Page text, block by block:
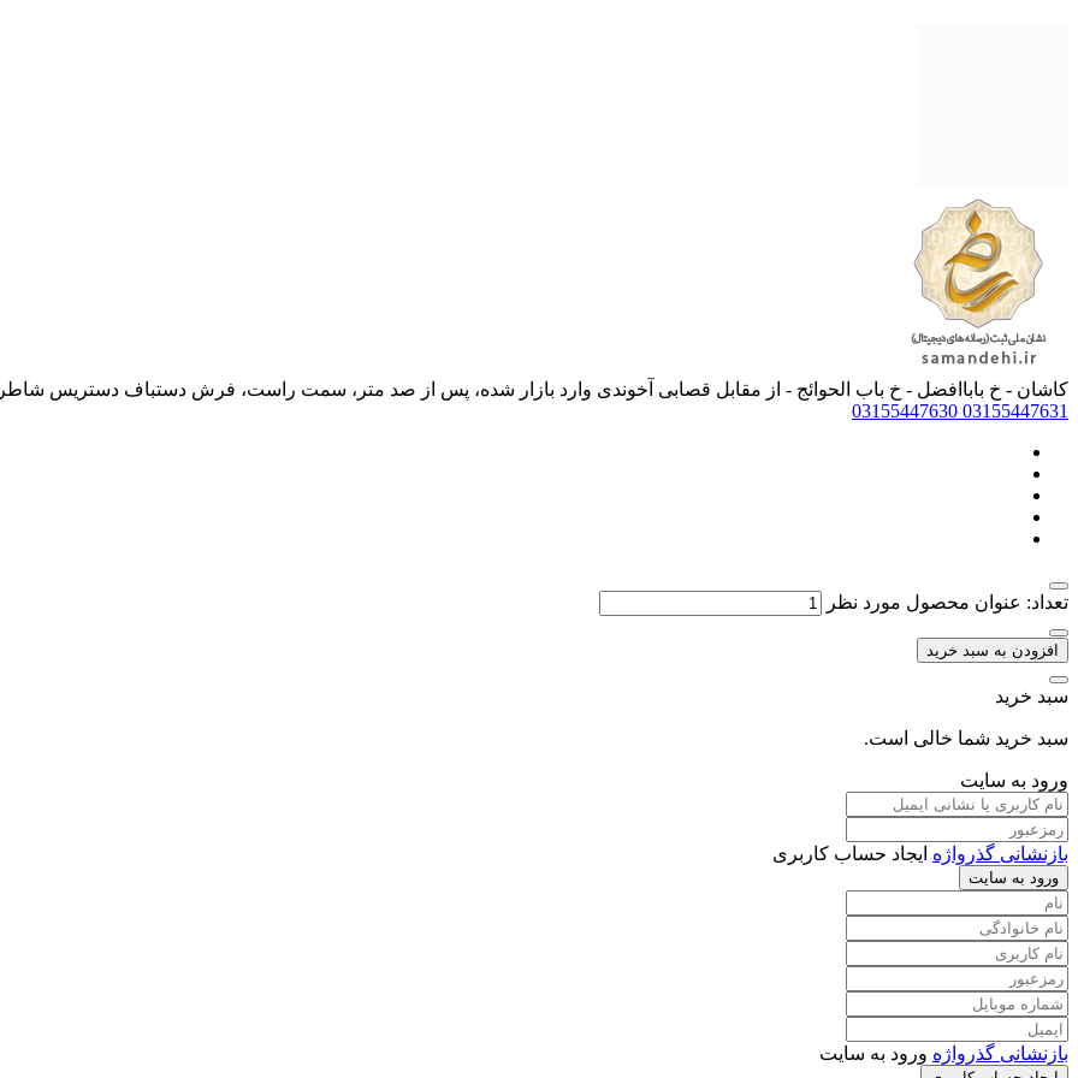
کاشان - خ باباافضل - خ باب الحوائج - از مقابل قصابی آخوندی وارد بازار شده، پس از صد متر، سمت راست، فرش دستباف دستریس
03155447631
03155447630
تعداد: عنوان محصول مورد نظر
افزودن به سبد خرید
سبد خرید
سبد خرید شما خالی است.
ورود به سایت
بازنشانی گذرواژه ایجاد حساب کاربری
ورود به سایت
بازنشانی گذرواژه ورود به سایت